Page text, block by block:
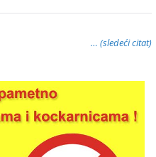
… (sledeći citat)